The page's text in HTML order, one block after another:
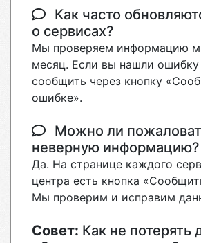
Как часто
о сервисах?
Мы проверяем информацию
месяц. Если вы нашли
сообщить через кнопку
ошибке».
Можно ли
неверную информацию?
Да. На странице каждого
центра есть кнопка
Мы проверим и исправим
Совет: Как не потерять